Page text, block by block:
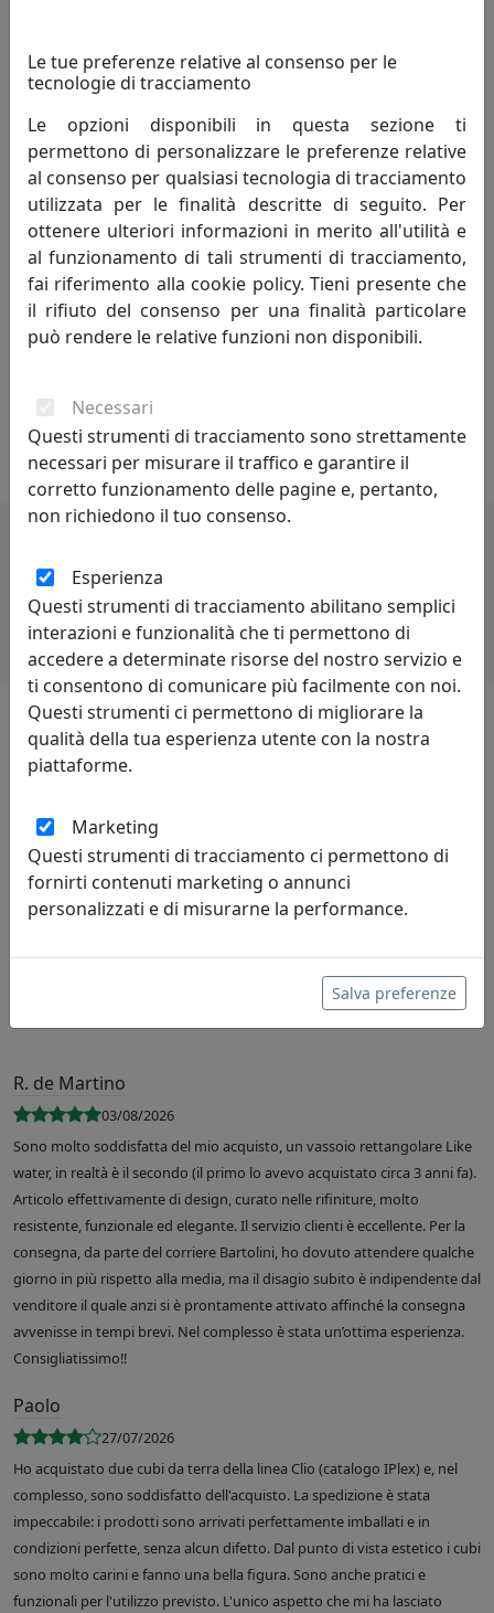
Per ottimizzare al meglio la propria attività Biscottini
International Art Trading conta su uno staff di validi ed
esperti collaboratori, sempre pronti ed attenti a
soddisfare le esigenze della Clientela.
Con il passare del tempo, oltre alla
commercializzazione, inizia a produrre in proprio i suoi
capolavori, in centri artigianali che rendono la
creazione dei mobili un pregio ed un apprezzamento da
parte del pubblico. Grazie all’intraprendenza del suo
vanta ad oggi migliaia di clienti soddisfatti in tutto il
mondo.
Potrebbero interessarti
Lascia una recensione
Leggi le recensioni
R. de Martino
03/08/2026
Sono molto soddisfatta del mio acquisto, un vassoio rettangolare Like
water, in realtà è il secondo (il primo lo avevo acquistato circa 3 anni fa).
Articolo effettivamente di design, curato nelle rifiniture, molto
resistente, funzionale ed elegante. Il servizio clienti è eccellente. Per la
consegna, da parte del corriere Bartolini, ho dovuto attendere qualche
giorno in più rispetto alla media, ma il disagio subito è indipendente dal
venditore il quale anzi si è prontamente attivato affinché la consegna
avvenisse in tempi brevi. Nel complesso è stata un’ottima esperienza.
Consigliatissimo!!
Paolo
27/07/2026
Ho acquistato due cubi da terra della linea Clio (catalogo IPlex) e, nel
complesso, sono soddisfatto dell'acquisto. La spedizione è stata
impeccabile: i prodotti sono arrivati perfettamente imballati e in
condizioni perfette, senza alcun difetto. Dal punto di vista estetico i cubi
sono molto carini e fanno una bella figura. Sono anche pratici e
funzionali per l'utilizzo previsto. L'unico aspetto che mi ha lasciato
Le tue preferenze relative al consenso per le
tecnologie di tracciamento
Le opzioni disponibili in questa sezione ti
permettono di personalizzare le preferenze relative
al consenso per qualsiasi tecnologia di tracciamento
utilizzata per le finalità descritte di seguito. Per
ottenere ulteriori informazioni in merito all'utilità e
al funzionamento di tali strumenti di tracciamento,
fai riferimento alla cookie policy. Tieni presente che
il rifiuto del consenso per una finalità particolare
può rendere le relative funzioni non disponibili.
Necessari
Questi strumenti di tracciamento sono strettamente
necessari per misurare il traffico e garantire il
corretto funzionamento delle pagine e, pertanto,
non richiedono il tuo consenso.
Esperienza
Questi strumenti di tracciamento abilitano semplici
interazioni e funzionalità che ti permettono di
accedere a determinate risorse del nostro servizio e
ti consentono di comunicare più facilmente con noi.
Questi strumenti ci permettono di migliorare la
qualità della tua esperienza utente con la nostra
piattaforme.
Marketing
Questi strumenti di tracciamento ci permettono di
fornirti contenuti marketing o annunci
personalizzati e di misurarne la performance.
Salva preferenze